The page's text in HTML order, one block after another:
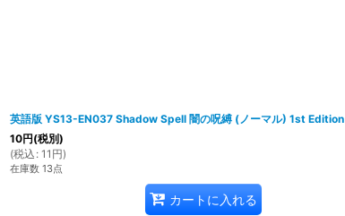
英語版 YS13-EN037 Shadow Spell 闇の呪縛 (ノーマル) 1st Edition
10円(税別)
(税込 : 11 円)
在庫数 13点
カートに入れる